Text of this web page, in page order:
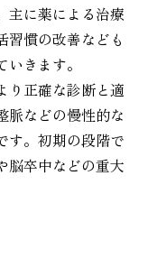
主に薬による治療
習慣の改善なども
きます。
り正確な診断と適
脈などの慢性的な
す。初期の段階で
脳卒中などの重大